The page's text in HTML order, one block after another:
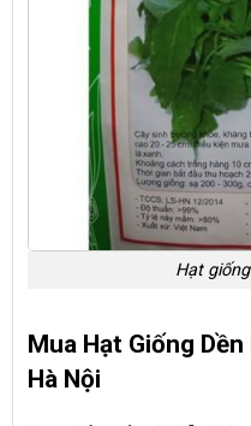
Hạt
Mua Hạt Giống
Hà Nội